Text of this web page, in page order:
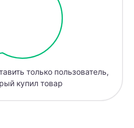
только пользователь,
купил товар